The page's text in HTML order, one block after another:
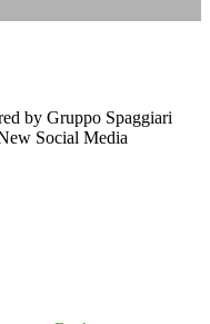
by Gruppo Spaggiari
Social Media